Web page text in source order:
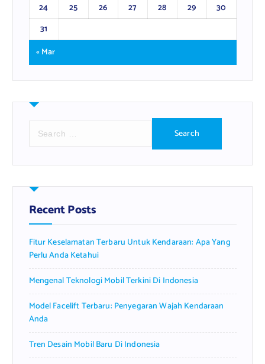
24
25 26 27 28 29
30
31
« Mar
r
h
f
o
:
Recent Posts
Fitur Keselamatan Terbaru Untuk Kendaraan: Apa Yang
Perlu Anda Ketahui
Mengenal Teknologi Mobil Terkini Di Indonesia
Model Facelift Terbaru: Penyegaran Wajah Kendaraan
Anda
Tren Desain Mobil Baru Di Indonesia